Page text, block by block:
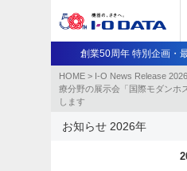
創業50周年 特別企画・
HOME > I-O News Release
療分野の展示会「国際モダンホ
します
お知らせ 2026年